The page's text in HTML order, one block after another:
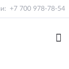
+7 700 978-78-54